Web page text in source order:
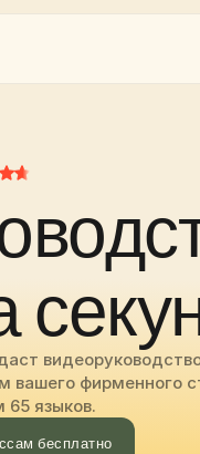
вашего фирменного
65 языков.
бесплатно